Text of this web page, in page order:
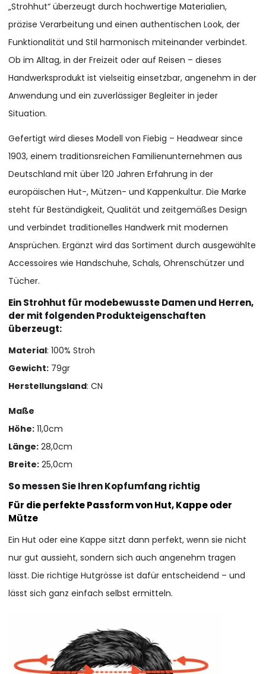
„Strohhut“ überzeugt durch hochwertige Materialien,
präzise Verarbeitung und einen authentischen Look, der
Funktionalität und Stil harmonisch miteinander verbindet.
Ob im Alltag, in der Freizeit oder auf Reisen – dieses
Handwerksprodukt ist vielseitig einsetzbar, angenehm in der
Anwendung und ein zuverlässiger Begleiter in jeder
Situation.
Gefertigt wird dieses Modell von Fiebig – Headwear since
1903, einem traditionsreichen Familienunternehmen aus
Deutschland mit über 120 Jahren Erfahrung in der
europäischen Hut-, Mützen- und Kappenkultur. Die Marke
steht für Beständigkeit, Qualität und zeitgemäßes Design
und verbindet traditionelles Handwerk mit modernen
Ansprüchen. Ergänzt wird das Sortiment durch ausgewählte
Accessoires wie Handschuhe, Schals, Ohrenschützer und
Tücher.
Ein Strohhut für modebewusste Damen und Herren,
der mit folgenden Produkteigenschaften
überzeugt:
Material: 100% Stroh
Gewicht: 79gr
Herstellungsland: CN
Maße
Höhe: 11,0cm
Länge: 28,0cm
Breite: 25,0cm
So messen Sie Ihren Kopfumfang richtig
Für die perfekte Passform von Hut, Kappe oder
Mütze
Ein Hut oder eine Kappe sitzt dann perfekt, wenn sie nicht
nur gut aussieht, sondern sich auch angenehm tragen
lässt. Die richtige Hutgrösse ist dafür entscheidend – und
lässt sich ganz einfach selbst ermitteln.